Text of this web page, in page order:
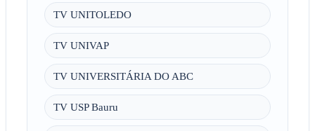
TV UNITOLEDO
TV UNIVAP
TV UNIVERSITÁRIA DO ABC
TV USP Bauru